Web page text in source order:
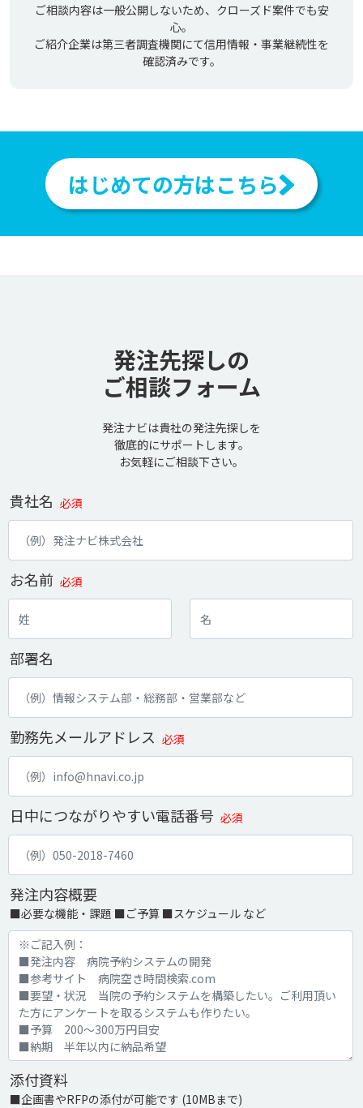
ご相談内容は一般公開しないため、クローズド案件でも安
心。
ご紹介企業は第三者調査機関にて信用情報・事業継続性を
確認済みです。
はじめての方はこちら
発注先探しの
ご相談フォーム
発注ナビは貴社の発注先探しを
徹底的にサポートします。
お気軽にご相談下さい。
貴社名 必須
お名前 必須
部署名
勤務先メールアドレス 必須
日中につながりやすい電話番号 必須
発注内容概要
■必要な機能・課題 ■ご予算 ■スケジュール など
添付資料
■企画書やRFPの添付が可能です (10MBまで)